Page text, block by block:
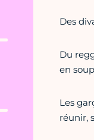
Des
Du
en
Les
réunir,